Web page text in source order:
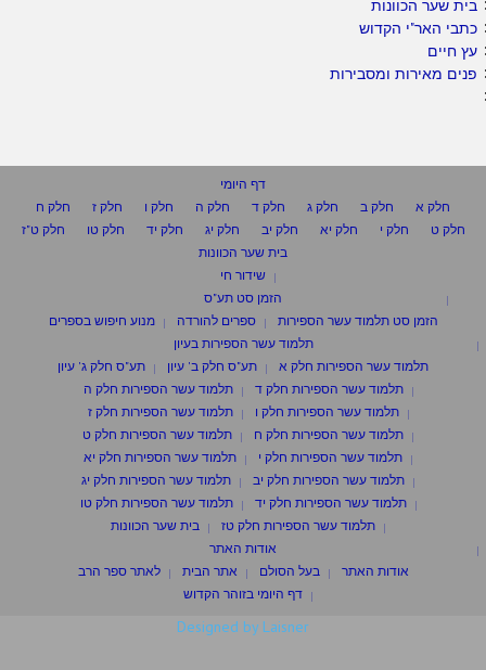
בית שער הכוונות
כתבי האר"י הקדוש
עץ חיים
פנים מאירות ומסבירות
דף היומי
חלק א
חלק ב חלק ג חלק ד חלק ה חלק ו חלק ז
חלק ח
חלק ט
חלק י חלק יא חלק יב חלק יג חלק יד חלק טו
חלק ט"ז
בית שער הכוונות
שידור חי
הזמן סט תע"ס
הזמן סט תלמוד עשר הספירות
ספרים להורדה
מנוע חיפוש בספרים
תלמוד עשר הספירות בעיון
תלמוד עשר הספירות חלק א
תע"ס חלק ב' עיון
תע"ס חלק ג' עיון
תלמוד עשר הספירות חלק ד
תלמוד עשר הספירות חלק ה
תלמוד עשר הספירות חלק ו
תלמוד עשר הספירות חלק ז
תלמוד עשר הספירות חלק ח
תלמוד עשר הספירות חלק ט
תלמוד עשר הספירות חלק י
תלמוד עשר הספירות חלק יא
תלמוד עשר הספירות חלק יב
תלמוד עשר הספירות חלק יג
תלמוד עשר הספירות חלק יד
תלמוד עשר הספירות חלק טו
תלמוד עשר הספירות חלק טז
בית שער הכוונות
אודות האתר
אודות האתר
בעל הסולם אתר הבית
לאתר ספר הרב
דף היומי בזוהר הקדוש
Designed by Laisner